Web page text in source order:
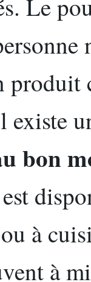
Le
existe
bon
à
à